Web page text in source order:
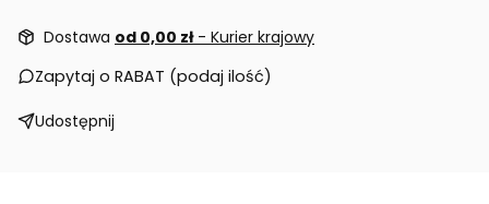
Dostawa od 0,00 zł - Kurier krajowy
Zapytaj o RABAT (podaj ilość)
Udostępnij